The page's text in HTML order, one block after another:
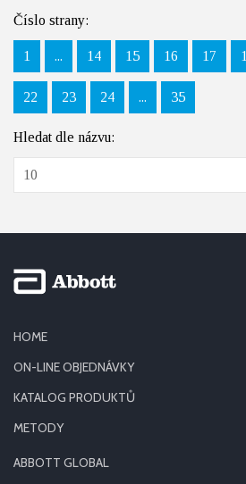
Číslo strany:
1 ... 14 15 16 17
22 23 24 ... 35
Hledat dle názvu:
HOME
ON-LINE OBJEDNÁVKY
KATALOG PRODUKTŮ
METODY
ABBOTT GLOBAL